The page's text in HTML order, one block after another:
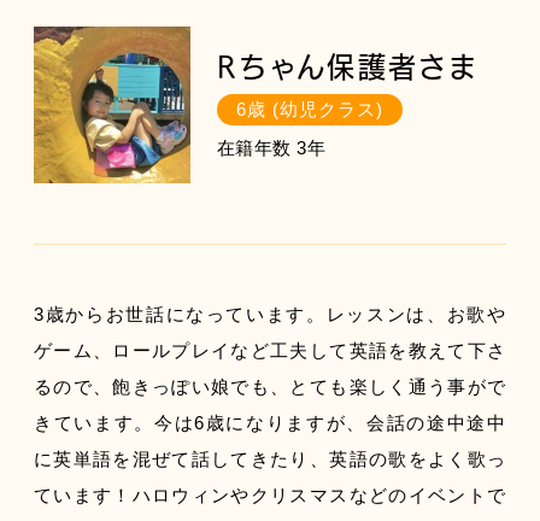
Rちゃん保護者さま
6歳 (幼児クラス)
在籍年数 3年
3歳からお世話になっています。レッスンは、お歌や
ゲーム、ロールプレイなど工夫して英語を教えて下さ
るので、飽きっぽい娘でも、とても楽しく通う事がで
きています。今は6歳になりますが、会話の途中途中
に英単語を混ぜて話してきたり、英語の歌をよく歌っ
ています！ハロウィンやクリスマスなどのイベントで